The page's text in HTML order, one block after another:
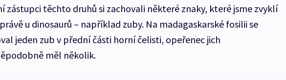
zástupci těchto druhů si zachovali některé znaky, které jsme zvyklí
u dinosaurů –⁠ například zuby. Na madagaskarské fosilii se
jeden zub v přední části horní čelisti, opeřenec jich
měl několik.